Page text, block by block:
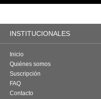
INSTITUCIONALES
Inicio
Quiénes somos
Suscripción
FAQ
Contacto